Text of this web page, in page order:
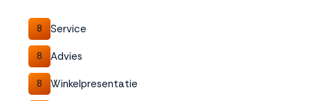
8 Service
8 Advies
8 Winkelpresentatie